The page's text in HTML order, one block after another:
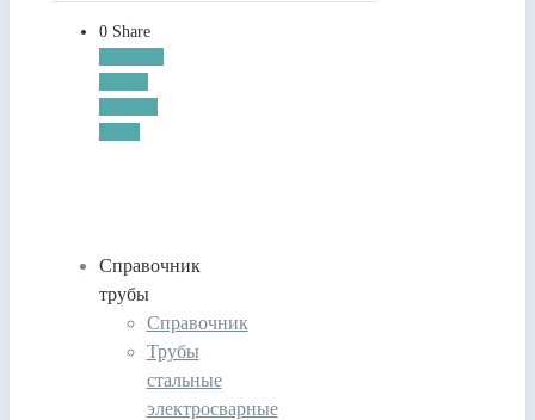
0 Share
Справочник
трубы
Справочник
Трубы
стальные
электросварные